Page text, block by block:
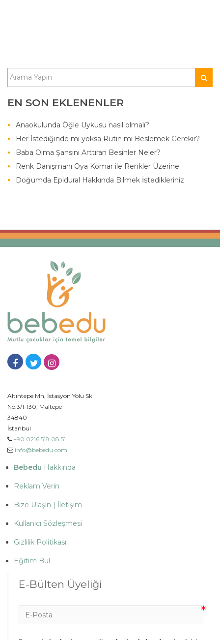
EN SON EKLENENLER
Anaokulunda Öğle Uykusu nasıl olmalı?
Her İstediğinde mi yoksa Rutin mi Beslemek Gerekir?
Baba Olma Şansını Arttıran Besinler Neler?
Renk Danışmanı Oya Komar ile Renkler Üzerine
Doğumda Epidural Hakkında Bilmek İstedikleriniz
Altıntepe Mh, İstasyon Yolu Sk
No:3/1-130, Maltepe
34840
İstanbul
+90 0216 518 08 51
info@bebedu.com
Bebedu Hakkında
Reklam Verin
Bize Ulaşın | İletişim
Kullanıcı Sözleşmesi
Gizlilik Politikası
Eğitim Bul
E-Bülten Üyeliği